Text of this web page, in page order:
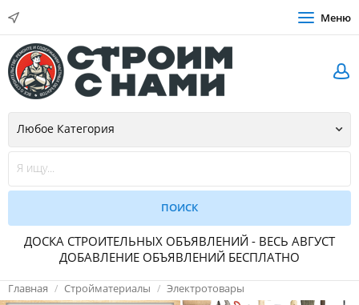
Меню
ДОСКА СТРОИТЕЛЬНЫХ ОБЪЯВЛЕНИЙ - ВЕСЬ АВГУСТ
ДОБАВЛЕНИЕ ОБЪЯВЛЕНИЙ БЕСПЛАТНО
Главная Стройматериалы Электротовары